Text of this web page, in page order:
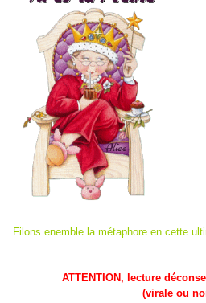
Filons enemble la métaphore en cette
ATTENTION, lecture
(virale ou